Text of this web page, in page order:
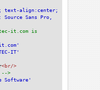
text-align:center;
Sans Pro,
it.com is
IT'
<br/>
-->
Software'